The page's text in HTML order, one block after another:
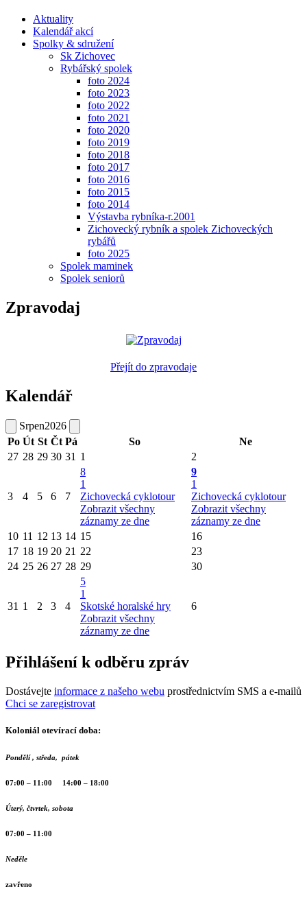
Aktuality
Kalendář akcí
Spolky & sdružení
Sk Zichovec
Rybářský spolek
foto 2024
foto 2023
foto 2022
foto 2021
foto 2020
foto 2019
foto 2018
foto 2017
foto 2016
foto 2015
foto 2014
Výstavba rybníka-r.2001
Zichovecký rybník a spolek Zichoveckých
rybářů
foto 2025
Spolek maminek
Spolek seniorů
Zpravodaj
Přejít do zpravodaje
Kalendář
Srpen2026
Po Út St Čt Pá So
Ne
27 28 29 30 31 1 2
3 4 5 6 7
8
1
Zichovecká cyklotour
Zobrazit všechny
záznamy ze dne
9
1
Zichovecká cyklotour
Zobrazit všechny
záznamy ze dne
10 11 12 13 14 15
16
17 18 19 20 21 22
23
24 25 26 27 28 29 30
31 1 2 3 4
5
1
Skotské horalské hry
Zobrazit všechny
záznamy ze dne
6
Přihlášení k odběru zpráv
Dostávejte informace z našeho webu prostřednictvím SMS a e-mailů
Chci se zaregistrovat
Koloniál otevírací doba:
Pondělí , středa, pátek
07:00 – 11:00 14:00 – 18:00
Úterý, čtvrtek, sobota
07:00 – 11:00
Neděle
zavřeno